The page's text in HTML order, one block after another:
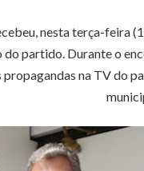
nesta terça-
partido. Durante o
na TV do